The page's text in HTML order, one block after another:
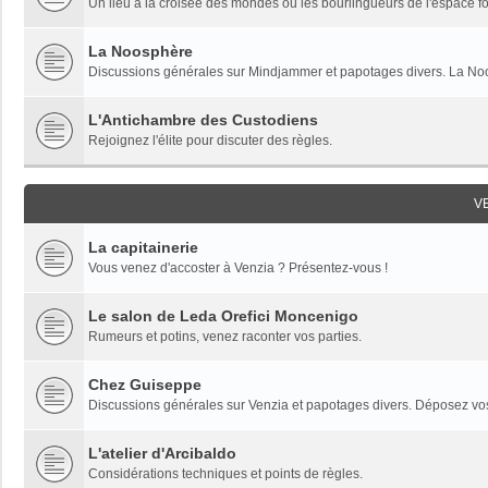
Un lieu à la croisée des mondes où les bourlingueurs de l'espace
La Noosphère
Discussions générales sur Mindjammer et papotages divers. La
L'Antichambre des Custodiens
Rejoignez l'élite pour discuter des règles.
La capitainerie
Vous venez d'accoster à Venzia ? Présentez-vous !
Le salon de Leda Orefici Moncenigo
Rumeurs et potins, venez raconter vos parties.
Chez Guiseppe
Discussions générales sur Venzia et papotages divers. Déposez
L'atelier d'Arcibaldo
Considérations techniques et points de règles.